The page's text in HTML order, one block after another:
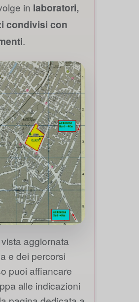
in laboratori,
condivisi con
.
aggiornata
e dei percorsi
puoi affiancare
alle indicazioni